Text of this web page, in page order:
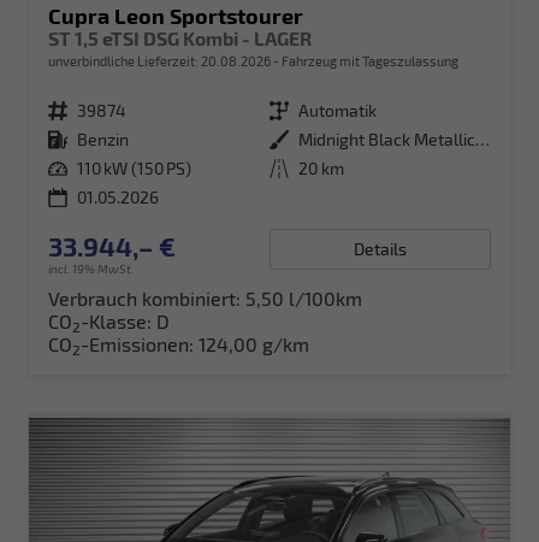
Cupra Leon Sportstourer
ST 1,5 eTSI DSG Kombi - LAGER
unverbindliche Lieferzeit: 20.08.2026 Fahrzeug mit Tageszulassung
Fahrzeugnr. 39874 Getriebe Automatik
Kraftstoff Benzin Außenfarbe
Midnight Black Metallic (0E)
Leistung 110 kW (150 PS) Kilometerstand 20 km
01.05.2026
33.944,– €
incl. 19% MwSt.
Details
Verbrauch kombiniert: 5,50 l/100km
CO2-Klasse: D
CO2-Emissionen: 124,00 g/km